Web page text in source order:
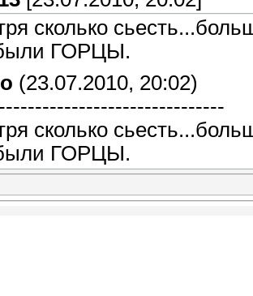
сколько
ГОРЦЫ.
(23.07.2010, 20:02)
сколько
ГОРЦЫ.